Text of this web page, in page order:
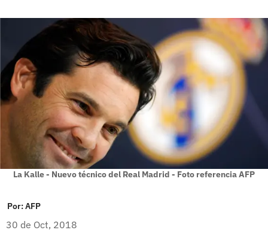
La Kalle - Nuevo técnico del Real Madrid - Foto referencia AFP
Por:AFP
30 de Oct, 2018